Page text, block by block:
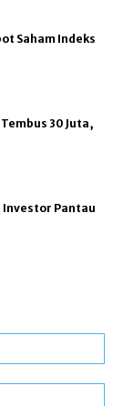
Saham Indeks
30 Juta,
Investor Pantau